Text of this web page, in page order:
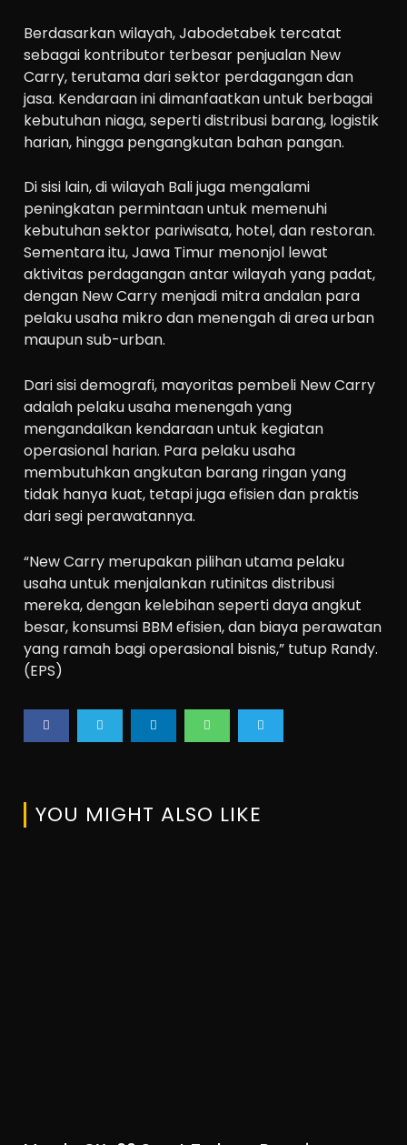
Berdasarkan wilayah, Jabodetabek tercatat
sebagai kontributor terbesar penjualan New
Carry, terutama dari sektor perdagangan dan
jasa. Kendaraan ini dimanfaatkan untuk berbagai
kebutuhan niaga, seperti distribusi barang, logistik
harian, hingga pengangkutan bahan pangan.
Di sisi lain, di wilayah Bali juga mengalami
peningkatan permintaan untuk memenuhi
kebutuhan sektor pariwisata, hotel, dan restoran.
Sementara itu, Jawa Timur menonjol lewat
aktivitas perdagangan antar wilayah yang padat,
dengan New Carry menjadi mitra andalan para
pelaku usaha mikro dan menengah di area urban
maupun sub-urban.
Dari sisi demografi, mayoritas pembeli New Carry
adalah pelaku usaha menengah yang
mengandalkan kendaraan untuk kegiatan
operasional harian. Para pelaku usaha
membutuhkan angkutan barang ringan yang
tidak hanya kuat, tetapi juga efisien dan praktis
dari segi perawatannya.
“New Carry merupakan pilihan utama pelaku
usaha untuk menjalankan rutinitas distribusi
mereka, dengan kelebihan seperti daya angkut
besar, konsumsi BBM efisien, dan biaya perawatan
yang ramah bagi operasional bisnis,” tutup Randy.
(EPS)
YOU MIGHT ALSO LIKE